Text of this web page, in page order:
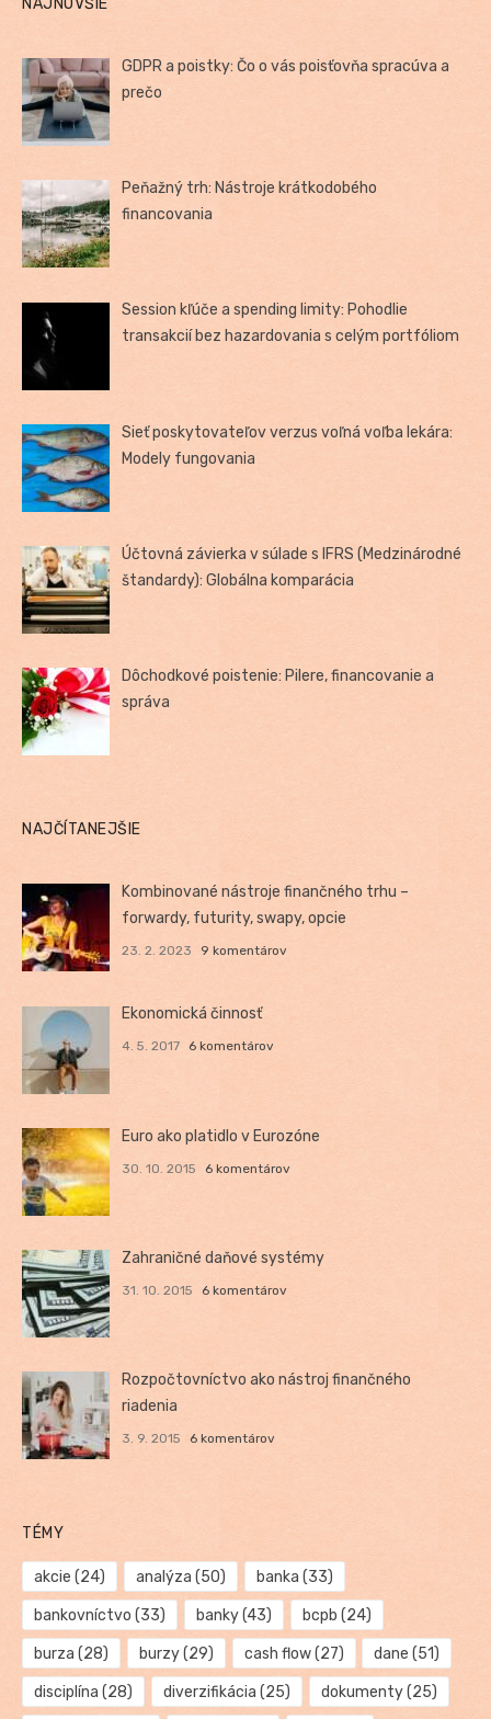
NAJNOVŠIE
GDPR a poistky: Čo o vás poisťovňa spracúva a
prečo
Peňažný trh: Nástroje krátkodobého
financovania
Session kľúče a spending limity: Pohodlie
transakcií bez hazardovania s celým portfóliom
Sieť poskytovateľov verzus voľná voľba lekára:
Modely fungovania
Účtovná závierka v súlade s IFRS (Medzinárodné
štandardy): Globálna komparácia
Dôchodkové poistenie: Pilere, financovanie a
správa
NAJČÍTANEJŠIE
Kombinované nástroje finančného trhu –
forwardy, futurity, swapy, opcie
23. 2. 2023 9 komentárov
Ekonomická činnosť
4. 5. 2017 6 komentárov
Euro ako platidlo v Eurozóne
30. 10. 2015 6 komentárov
Zahraničné daňové systémy
31. 10. 2015 6 komentárov
Rozpočtovníctvo ako nástroj finančného
riadenia
3. 9. 2015 6 komentárov
TÉMY
akcie (24) analýza (50) banka (33)
bankovníctvo (33) banky(43) bcpb (24)
burza (28) burzy(29) cash flow(27) dane (51)
disciplína (28) diverzifikácia (25) dokumenty(25)